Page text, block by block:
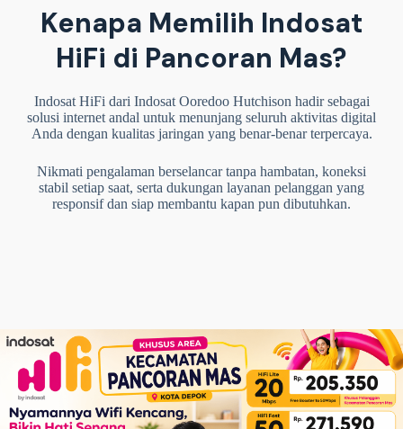
Kenapa Memilih Indosat
HiFi di Pancoran Mas?
Indosat HiFi dari Indosat Ooredoo Hutchison hadir sebagai
solusi internet andal untuk menunjang seluruh aktivitas digital
Anda dengan kualitas jaringan yang benar-benar terpercaya.
Nikmati pengalaman berselancar tanpa hambatan, koneksi
stabil setiap saat, serta dukungan layanan pelanggan yang
responsif dan siap membantu kapan pun dibutuhkan.